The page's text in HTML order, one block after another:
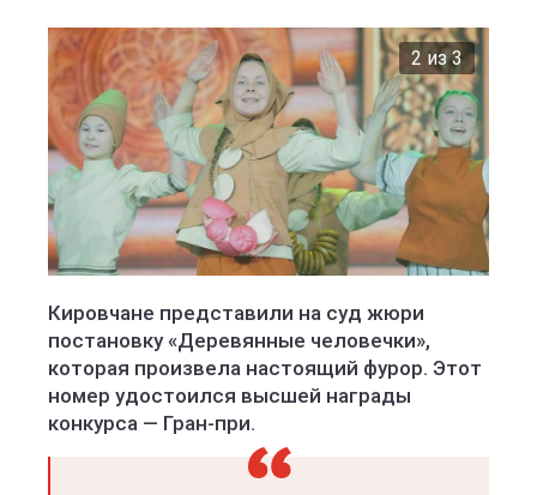
2 из 3
Администрация Кирова
Кировчане представили на суд жюри
постановку «Деревянные человечки»,
которая произвела настоящий фурор. Этот
номер удостоился высшей награды
конкурса — Гран-при.